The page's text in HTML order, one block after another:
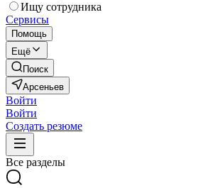
Ищу сотрудника
Сервисы
Помощь
Ещё
Поиск
Арсеньев
Войти
Войти
Создать резюме
Все разделы